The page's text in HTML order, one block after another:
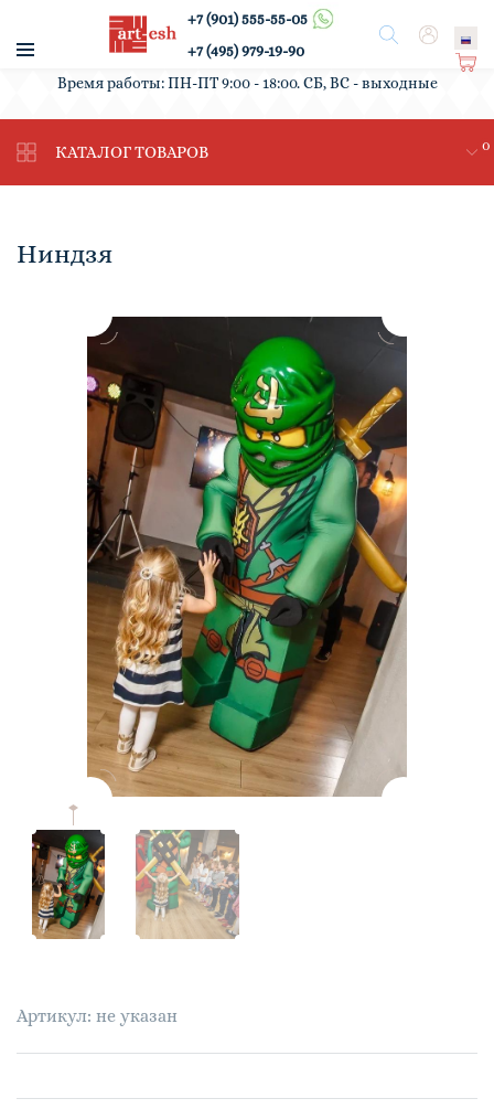
Поиск
+7 (901) 555-55-05
+7 (495) 979-19-90
Ко
ин
а
0
Вход
/
Время работы: ПН-ПТ 9:00 - 18:00. СБ, ВС - выходные
КАТАЛОГ ТОВАРОВ
Ниндзя
Артикул: не указан